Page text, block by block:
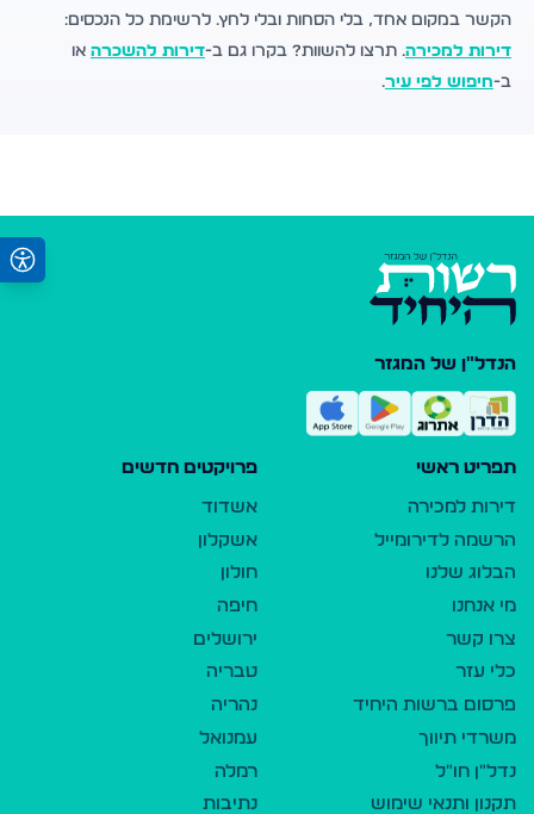
הקשר במקום אחד, בלי הסחות ובלי לחץ. לרשימת כל הנכסים:
דירות למכירה. תרצו להשוות? בקרו גם ב-דירות להשכרה או
ב-חיפוש לפי עיר.
הנדל"ן של המגזר
תפריט ראשי
דירות למכירה
הרשמה לדירומייל
הבלוג שלנו
מי אנחנו
צרו קשר
כלי עזר
פרסום ברשות היחיד
משרדי תיווך
נדל"ן חו"ל
תקנון ותנאי שימוש
פרויקטים חדשים
אשדוד
אשקלון
חולון
חיפה
ירושלים
טבריה
נהריה
עמנואל
רמלה
נתיבות